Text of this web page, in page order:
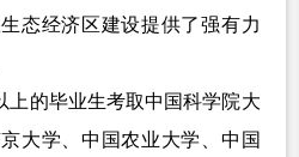
态经济区建设提供了强有力
上的毕业生考取中国科学院大
大学、中国农业大学、中国